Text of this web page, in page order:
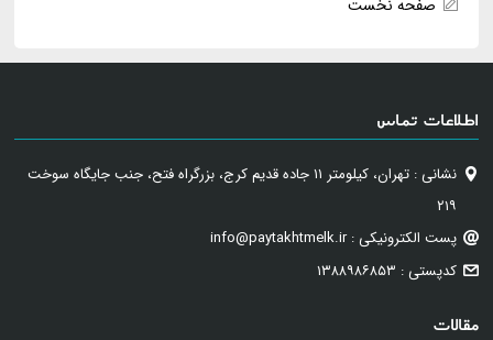
صفحه نخست
اطلاعات تماس
نشانی : تهران، کیلومتر ۱۱ جاده قدیم کرج، بزرگراه فتح، جنب جایگاه سوخت
۲۱۹
پست الکترونیکی : info@paytakhtmelk.ir
کدپستی : ۱۳۸۸۹۸۶۸۵۳
مقالات